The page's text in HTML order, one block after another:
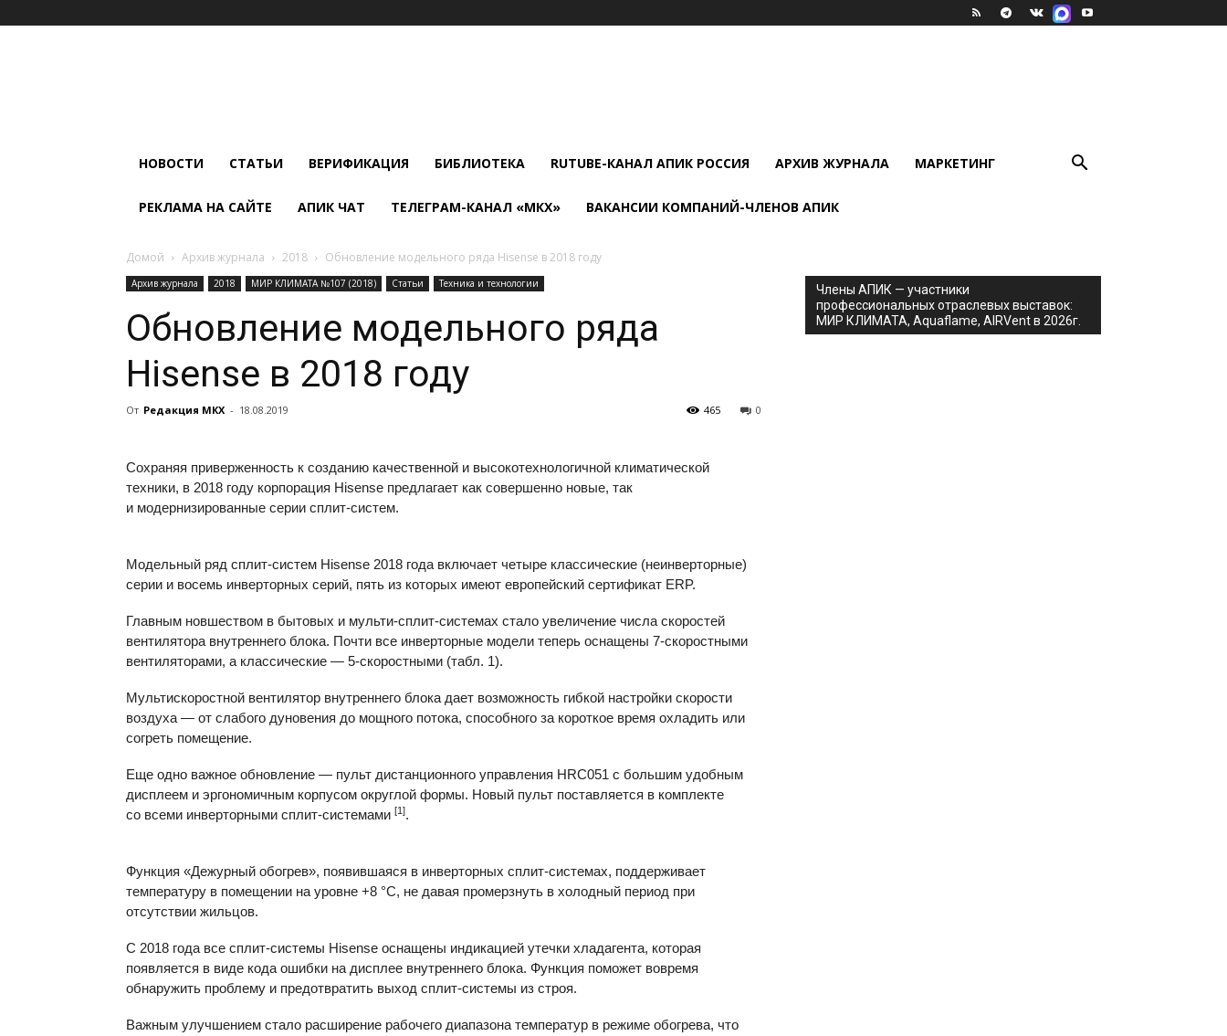
НОВОСТИ СТАТЬИ ВЕРИФИКАЦИЯ БИБЛИОТЕКА RUTUBE-КАНАЛ АПИК РОССИЯ АРХИВ ЖУРНАЛА МАРКЕТИНГ
РЕКЛАМА НА САЙТЕ АПИК ЧАТ ТЕЛЕГРАМ-КАНАЛ «МКХ» ВАКАНСИИ КОМПАНИЙ-ЧЛЕНОВ АПИК
Домой Архив журнала 2018 Обновление модельного ряда Hisense в 2018 году
Архив журнала 2018 МИР КЛИМАТА №107 (2018) Статьи Техника и технологии
Обновление модельного ряда
Hisense в 2018 году
От Редакция МКХ - 18.08.2019 0
465
Сохраняя приверженность к созданию качественной и высокотехнологичной климатической
техники, в 2018 году корпорация Hisense предлагает как совершенно новые, так
и модернизированные серии сплит-систем.
Модельный ряд сплит-систем Hisense 2018 года включает четыре классические (неинверторные)
серии и восемь инверторных серий, пять из которых имеют европейский сертификат ERP.
Главным новшеством в бытовых и мульти-сплит-системах стало увеличение числа скоростей
вентилятора внутреннего блока. Почти все инверторные модели теперь оснащены 7-скоростными
вентиляторами, а классические — 5-скоростными (табл. 1).
Мультискоростной вентилятор внутреннего блока дает возможность гибкой настройки скорости
воздуха — от слабого дуновения до мощного потока, способного за короткое время охладить или
согреть помещение.
Еще одно важное обновление — пульт дистанционного управления HRC051 с большим удобным
дисплеем и эргономичным корпусом округлой формы. Новый пульт поставляется в комплекте
со всеми инверторными сплит-системами [1].
Функция «Дежурный обогрев», появившаяся в инверторных сплит-системах, поддерживает
температуру в помещении на уровне +8 °C, не давая промерзнуть в холодный период при
отсутствии жильцов.
С 2018 года все сплит-системы Hisense оснащены индикацией утечки хладагента, которая
появляется в виде кода ошибки на дисплее внутреннего блока. Функция поможет вовремя
обнаружить проблему и предотвратить выход сплит-системы из строя.
Важным улучшением стало расширение рабочего диапазона температур в режиме обогрева, что
Члены АПИК — участники
профессиональных отраслевых выставок:
МИР КЛИМАТА, Aquaflame, AIRVent в 2026г.